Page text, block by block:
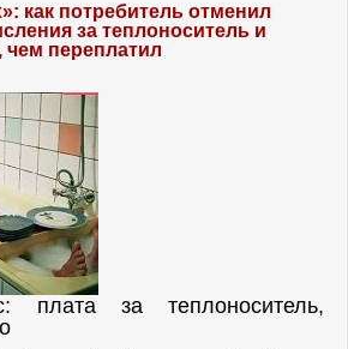
как потребитель отменил
за теплоноситель и
переплатил
плата за теплоноситель,